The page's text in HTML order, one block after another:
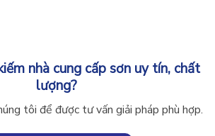
nhà cung cấp sơn uy tín, chất
lượng?
tôi để được tư vấn giải pháp phù hợp.